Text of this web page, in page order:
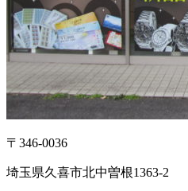
〒346-0036
埼玉県久喜市北中曽根1363-2